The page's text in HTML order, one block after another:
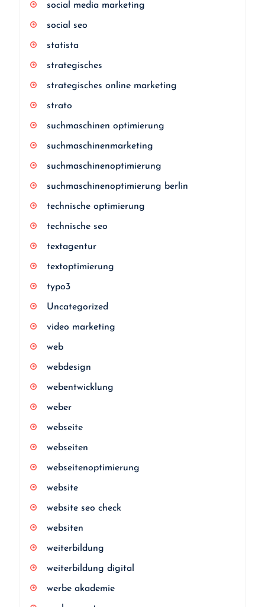
social media marketing
social seo
statista
strategisches
strategisches online marketing
strato
suchmaschinen optimierung
suchmaschinenmarketing
suchmaschinenoptimierung
suchmaschinenoptimierung berlin
technische optimierung
technische seo
textagentur
textoptimierung
typo3
Uncategorized
video marketing
web
webdesign
webentwicklung
weber
webseite
webseiten
webseitenoptimierung
website
website seo check
websiten
weiterbildung
weiterbildung digital
werbe akademie